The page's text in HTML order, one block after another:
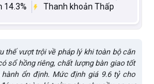
14.3% Thanh khoản Thấp
thế vượt trội về pháp lý khi toàn bộ căn
sổ hồng riêng, chất lượng bàn giao tốt
ổn định. Mức định giá 9.6 tỷ cho